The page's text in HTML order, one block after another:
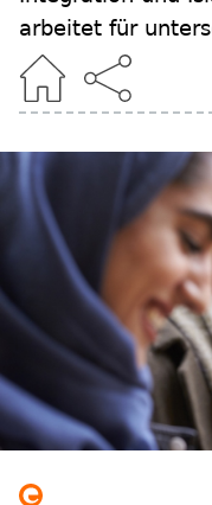
arbeitet für